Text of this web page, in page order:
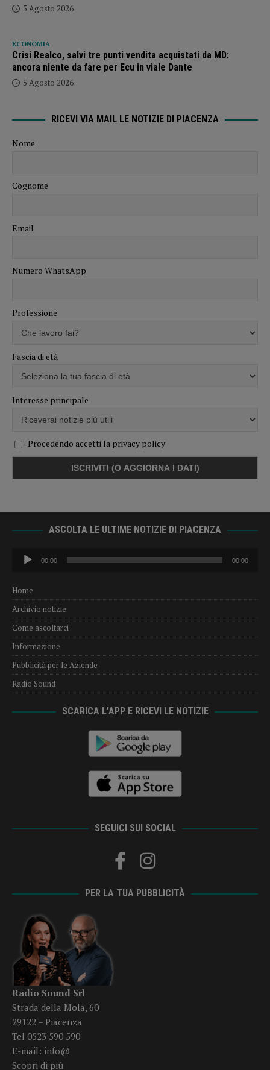
5 Agosto 2026
ECONOMIA
Crisi Realco, salvi tre punti vendita acquistati da MD:
ancora niente da fare per Ecu in viale Dante
5 Agosto 2026
RICEVI VIA MAIL LE NOTIZIE DI PIACENZA
Nome
Cognome
Email
Numero WhatsApp
Professione
Fascia di età
Interesse principale
Procedendo accetti la privacy policy
ASCOLTA LE ULTIME NOTIZIE DI PIACENZA
Audio
Player
00:00 00:00
Home
Archivio notizie
Come ascoltarci
Informazione
Pubblicità per le Aziende
Radio Sound
SCARICA L’APP E RICEVI LE NOTIZIE
SEGUICI SUI SOCIAL
PER LA TUA PUBBLICITÀ
Radio Sound Srl
Strada della Mola, 60
29122 – Piacenza
Tel 0523 590 590
E-mail: info@
Scopri di più